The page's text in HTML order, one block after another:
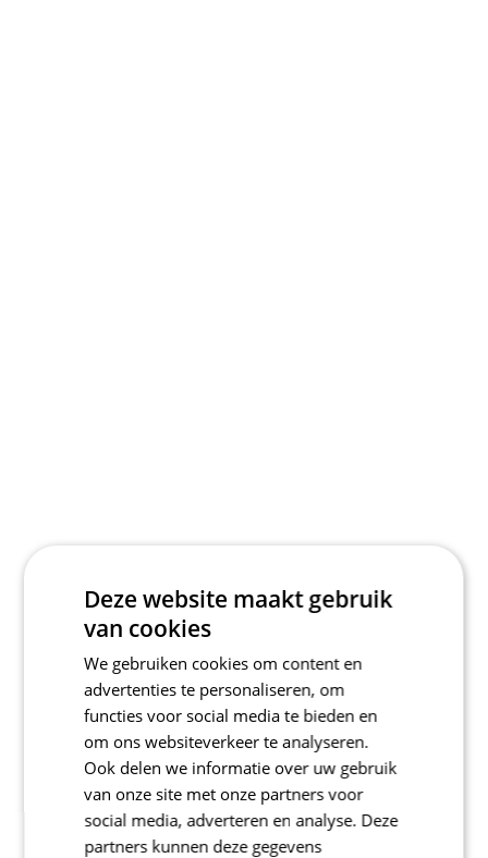
Deze website maakt gebruik
van cookies
We gebruiken cookies om content en
advertenties te personaliseren, om
functies voor social media te bieden en
om ons websiteverkeer te analyseren.
Ook delen we informatie over uw gebruik
van onze site met onze partners voor
social media, adverteren en analyse. Deze
partners kunnen deze gegevens